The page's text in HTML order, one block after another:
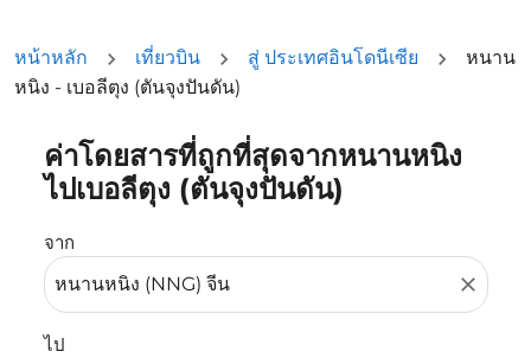
หน้าหลัก เที่ยวบิน สู่ ประเทศอินโดนีเซีย
หนาน
หนิง - เบอลีตุง (ตันจุงปันดัน)
ค่าโดยสารที่ถูกที่สุดจากหนานหนิง
ไปเบอลีตุง (ตันจุงปันดัน)
จาก
close
ไป
ลองอัปเดตเส้นทางของคุณ (ต้นทางและ/หรือปลายทาง) หรื